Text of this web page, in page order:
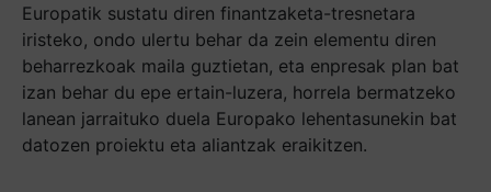
Europatik sustatu diren finantzaketa-tresnetara
iristeko, ondo ulertu behar da zein elementu diren
beharrezkoak maila guztietan, eta enpresak plan bat
izan behar du epe ertain-luzera, horrela bermatzeko
lanean jarraituko duela Europako lehentasunekin bat
datozen proiektu eta aliantzak eraikitzen.